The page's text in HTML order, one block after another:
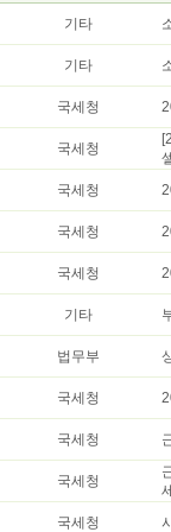
기타
기타
국세청
국세청
국세청
국세청
국세청
기타
법무부
국세청
국세청
국세청
국세청